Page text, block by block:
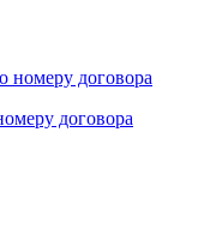
договора